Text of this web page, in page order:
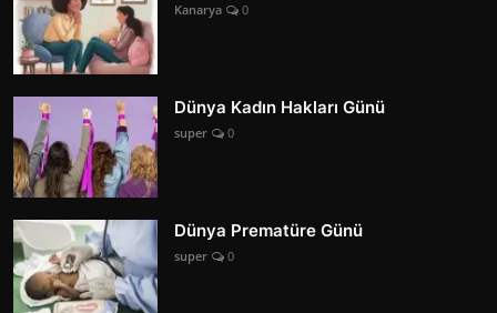
Kanarya 0
Dünya Kadın Hakları Günü
super 0
Dünya Prematüre Günü
super 0